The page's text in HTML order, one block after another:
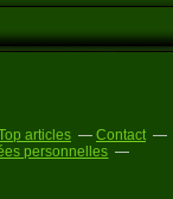
articles
Contact
personnelles